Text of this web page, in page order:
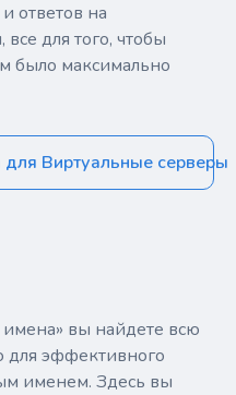
ответов на
для того, чтобы
было максимально
для Виртуальные серверы
вы найдете всю
эффективного
именем. Здесь вы